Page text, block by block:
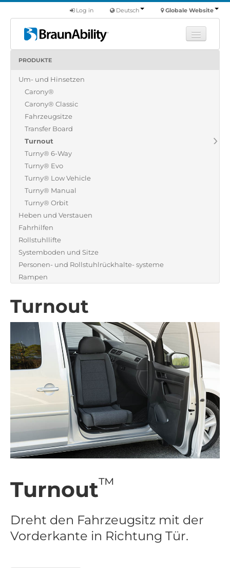
Globale Website
Deutsch
Log in
Produkte
Nutzfahrzeuge
Über uns
Finde einen Händler
PRODUKTE
Um- und Hinsetzen
Carony®
Carony® Classic
Fahrzeugsitze
Transfer Board
Turnout
Turny® 6-Way
Turny® Evo
Turny® Low Vehicle
Turny® Manual
Turny® Orbit
Heben und Verstauen
Fahrhilfen
Rollstuhllifte
Systemboden und Sitze
Personen- und Rollstuhlrückhalte- systeme
Rampen
Turnout
Turnout™
Dreht den Fahrzeugsitz mit der
Vorderkante in Richtung Tür.